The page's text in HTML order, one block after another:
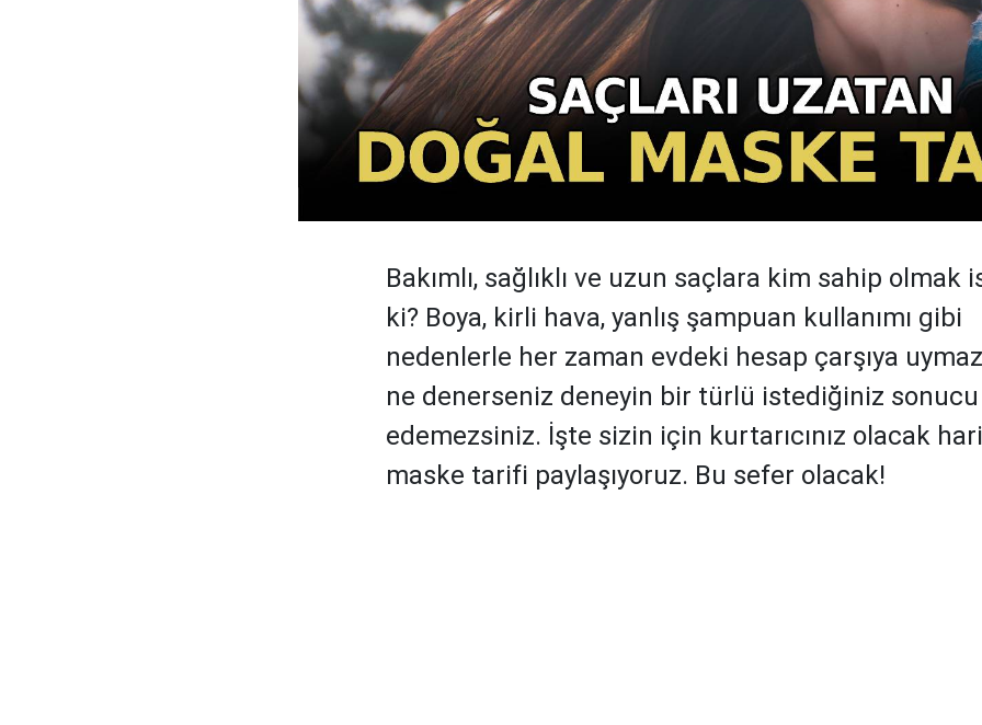
Bakımlı, sağlıklı ve uzun saçlara kim sahip olmak
ki? Boya, kirli hava, yanlış şampuan kullanımı gibi
nedenlerle her zaman evdeki hesap çarşıya
ne denerseniz deneyin bir türlü istediğiniz
edemezsiniz. İşte sizin için kurtarıcınız olacak
maske tarifi paylaşıyoruz. Bu sefer olacak!